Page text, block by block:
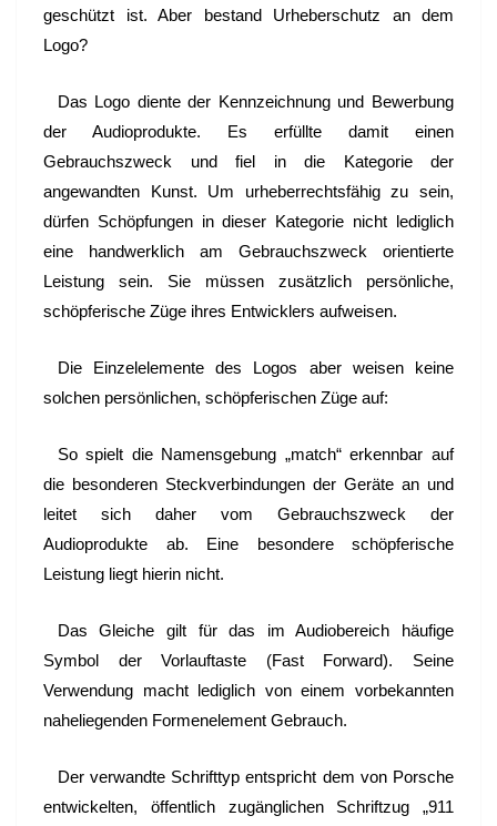
geschützt ist. Aber bestand Urheberschutz an dem
Logo?
Das Logo diente der Kennzeichnung und Bewerbung
der Audioprodukte. Es erfüllte damit einen
Gebrauchszweck und fiel in die Kategorie der
angewandten Kunst. Um urheberrechtsfähig zu sein,
dürfen Schöpfungen in dieser Kategorie nicht lediglich
eine handwerklich am Gebrauchszweck orientierte
Leistung sein. Sie müssen zusätzlich persönliche,
schöpferische Züge ihres Entwicklers aufweisen.
Die Einzelelemente des Logos aber weisen keine
solchen persönlichen, schöpferischen Züge auf:
So spielt die Namensgebung „match“ erkennbar auf
die besonderen Steckverbindungen der Geräte an und
leitet sich daher vom Gebrauchszweck der
Audioprodukte ab. Eine besondere schöpferische
Leistung liegt hierin nicht.
Das Gleiche gilt für das im Audiobereich häufige
Symbol der Vorlauftaste (Fast Forward). Seine
Verwendung macht lediglich von einem vorbekannten
naheliegenden Formenelement Gebrauch.
Der verwandte Schrifttyp entspricht dem von Porsche
entwickelten, öffentlich zugänglichen Schriftzug „911